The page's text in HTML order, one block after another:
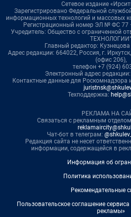
Сетевое издание
Зарегистрировано Федеральной
информационных технологий и массовых
Регистрационный номер ЭЛ № ФС 77
Учредитель: Общество с ограниченной
ТЕХНОЛОГИИ"
Главный редактор:
Адрес редакции: 664022, Россия, г.
(офис 206),
телефон +7 (924)
Электронный адрес редакции:
Контактные данные для Роскомнадзора
Техподдержка:
РЕКЛАМА НА
Связаться с рекламным
Чат-бот в телеграм:
Редакция сайта не несет
информации, содержащейся в
Информация об
Политика
Рекомендательные
Пользовательское соглашение
рекламы»